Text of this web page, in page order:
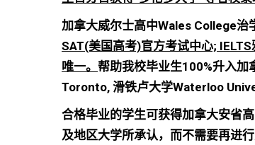
加拿大威尔士高中Wales College治
SAT(美国高考)官方考试中心;
唯一。 帮助我校毕业生100%升入
Toronto, 滑铁卢大学Waterloo
合格毕业的学生可获得加拿大安省
及地区大学所承认，而不需要再进